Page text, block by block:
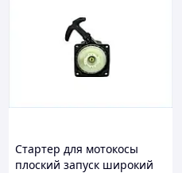
Стартер для мотокосы
плоский запуск широкий